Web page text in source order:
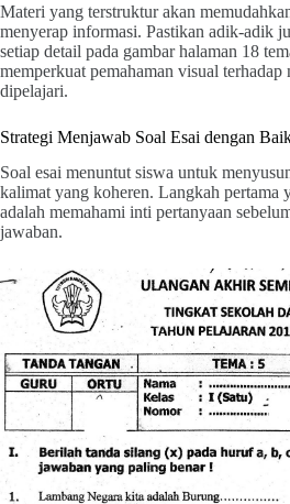
Materi yang terstruktur akan
menyerap informasi. Pastikan adik-adik
setiap detail pada gambar halaman 18
memperkuat pemahaman visual terhadap
dipelajari.
Strategi Menjawab Soal Esai dengan
Soal esai menuntut siswa untuk
kalimat yang koheren. Langkah pertama
adalah memahami inti pertanyaan
jawaban.